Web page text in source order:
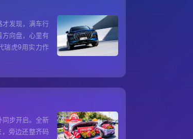
发现，满车行
向盘，心里有
瑞虎9用实力作
步开启。全新
，旁边还整齐码